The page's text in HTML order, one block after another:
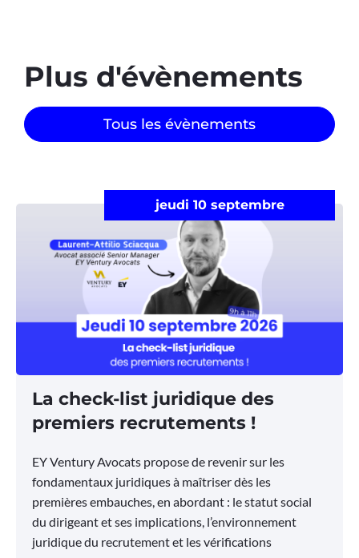
Plus d'évènements​
Tous les évènements
jeudi 10 septembre
La check-list juridique des
premiers recrutements !
EY Ventury Avocats propose de revenir sur les
fondamentaux juridiques à maîtriser dès les
premières embauches, en abordant : le statut social
du dirigeant et ses implications, l’environnement
juridique du recrutement et les vérifications